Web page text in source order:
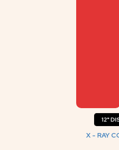
12"
X - RAY